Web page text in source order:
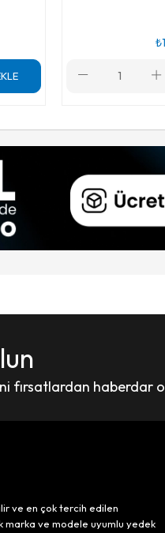
fırsatlardan haberdar
ve en çok tercih edilen
marka ve modele uyumlu yedek